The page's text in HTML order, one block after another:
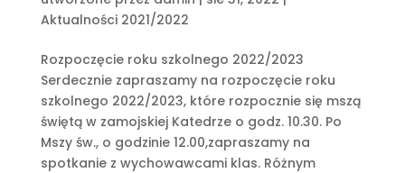
Aktualności 2021/2022
Rozpoczęcie roku szkolnego 2022/2023
Serdecznie zapraszamy na rozpoczęcie roku
szkolnego 2022/2023, które rozpocznie się mszą
świętą w zamojskiej Katedrze o godz. 10.30. Po
Mszy św., o godzinie 12.00,zapraszamy na
spotkanie z wychowawcami klas. Różnym